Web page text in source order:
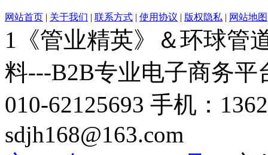
网站首页 | 关于我们 | 联系方式 | 使用协议 | 版权隐私 | 网站地图
1《管业精英》＆环球管
料---B2B专业电子商务平
010-62125693 手机：
sdjh168@163.com